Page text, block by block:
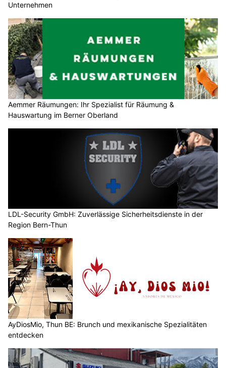
Unternehmen
Aemmer Räumungen: Ihr Spezialist für Räumung &
Hauswartung im Berner Oberland
LDL-Security GmbH: Zuverlässige Sicherheitsdienste in der
Region Bern-Thun
AyDiosMio, Thun BE: Brunch und mexikanische Spezialitäten
entdecken